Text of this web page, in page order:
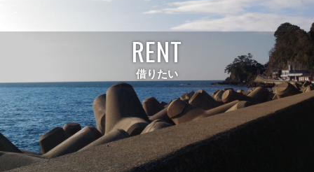
RENT
借りたい